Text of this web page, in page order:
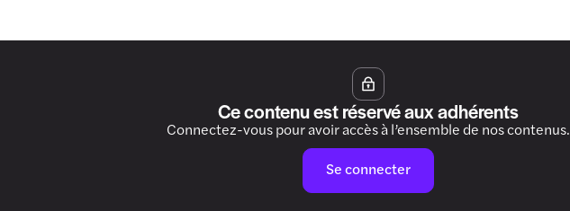
Ce contenu est réservé aux adhérents
Connectez-vous pour avoir accès à l’ensemble de nos contenus.
Se connecter